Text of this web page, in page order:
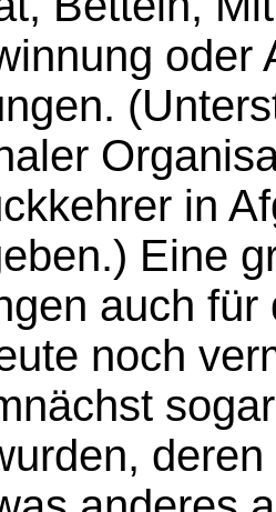
oder
in
Eine
auch
noch